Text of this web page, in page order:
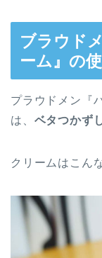
ブラウド
ーム』の
プラウドメン『
は、 ベタつかず
クリームはこん